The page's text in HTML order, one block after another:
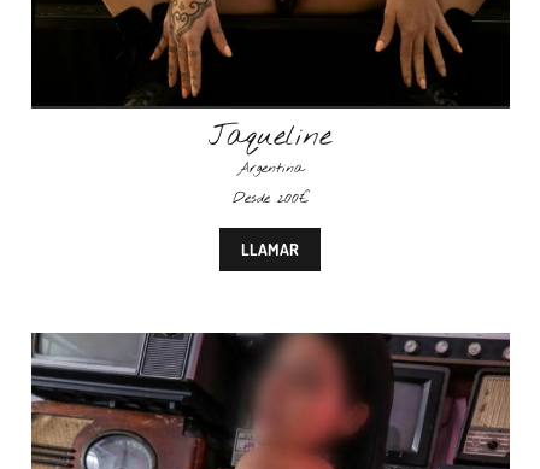
Jaqueline
Argentina
Desde 200€
LLAMAR